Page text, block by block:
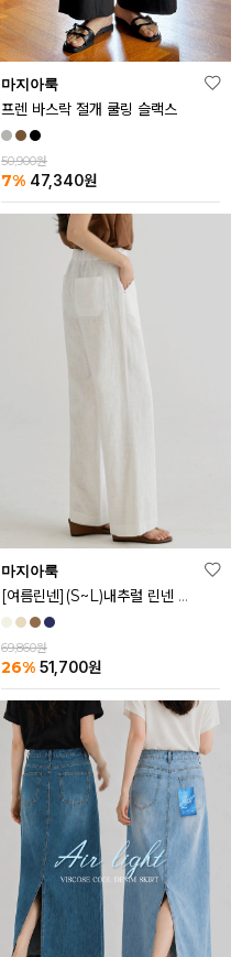
마지아룩
프렌 바스락 절개 쿨링 슬랙스
50,900원
7% 47,340원
마지아룩
[여름린넨](S~L)내추럴 린넨 와이드 밴딩 팬츠
69,860원
26% 51,700원